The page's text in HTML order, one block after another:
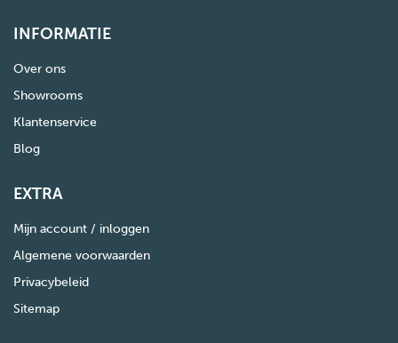
INFORMATIE
Over ons
Showrooms
Klantenservice
Blog
EXTRA
Mijn account / inloggen
Algemene voorwaarden
Privacybeleid
Sitemap